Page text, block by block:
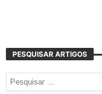
PESQUISAR ARTIGOS